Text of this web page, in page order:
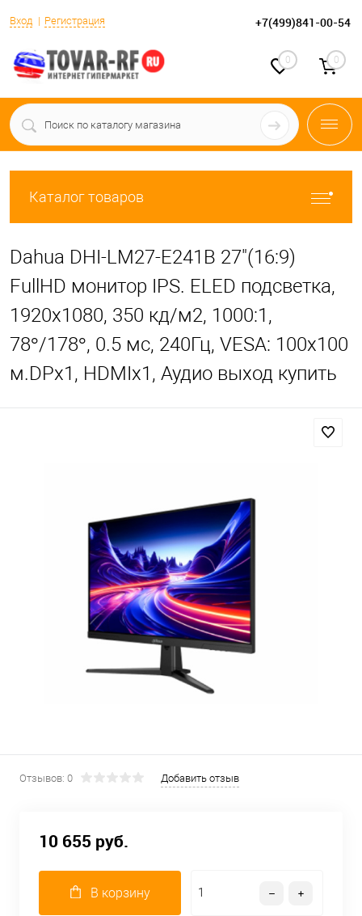
Вход Регистрация +7(499)841-00-54
0 0
Каталог товаров
Dahua DHI-LM27-E241B 27"(16:9)
FullHD монитор IPS. ELED подсветка,
1920x1080, 350 кд/м2, 1000:1,
78°/178°, 0.5 мс, 240Гц, VESA: 100x100
м.DPx1, HDMIx1, Аудио выход купить
Отзывов: 0 Добавить отзыв
10 655 руб.
В корзину